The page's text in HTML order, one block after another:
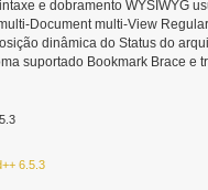
e dobramento WYSIWYG
Document multi-View
dinâmica do Status do
suportado Bookmark Brace e
6.5.3